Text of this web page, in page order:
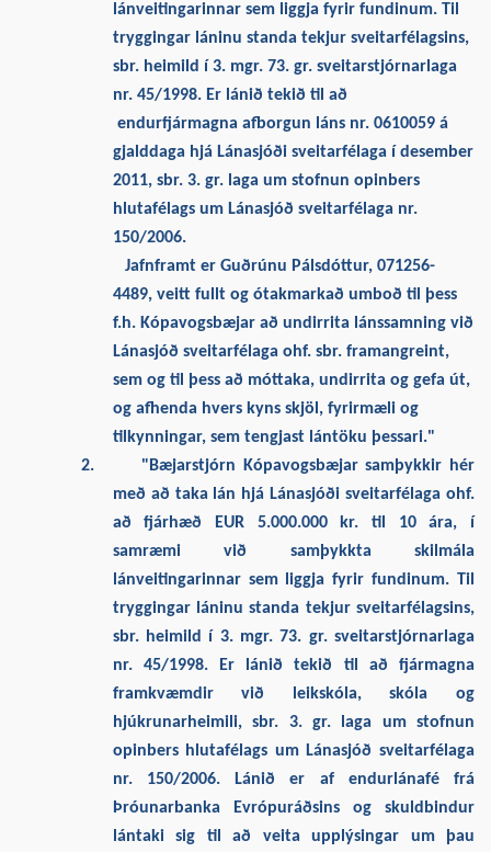
lánveitingarinnar sem liggja fyrir fundinum. Til
tryggingar láninu standa tekjur sveitarfélagsins,
sbr. heimild í 3. mgr. 73. gr. sveitarstjórnarlaga
nr. 45/1998. Er lánið tekið til að
endurfjármagna afborgun láns nr. 0610059 á
gjalddaga hjá Lánasjóði sveitarfélaga í desember
2011, sbr. 3. gr. laga um stofnun opinbers
hlutafélags um Lánasjóð sveitarfélaga nr.
150/2006.
Jafnframt er Guðrúnu Pálsdóttur, 071256-
4489, veitt fullt og ótakmarkað umboð til þess
f.h. Kópavogsbæjar að undirrita lánssamning við
Lánasjóð sveitarfélaga ohf. sbr. framangreint,
sem og til þess að móttaka, undirrita og gefa út,
og afhenda hvers kyns skjöl, fyrirmæli og
tilkynningar, sem tengjast lántöku þessari."
2.
"Bæjarstjórn Kópavogsbæjar samþykkir hér
með að taka lán hjá Lánasjóði sveitarfélaga ohf.
að fjárhæð EUR 5.000.000 kr. til 10 ára, í
samræmi við samþykkta skilmála
lánveitingarinnar sem liggja fyrir fundinum. Til
tryggingar láninu standa tekjur sveitarfélagsins,
sbr. heimild í 3. mgr. 73. gr. sveitarstjórnarlaga
nr. 45/1998. Er lánið tekið til að fjármagna
framkvæmdir við leikskóla, skóla og
hjúkrunarheimili, sbr. 3. gr. laga um stofnun
opinbers hlutafélags um Lánasjóð sveitarfélaga
nr. 150/2006. Lánið er af endurlánafé frá
Þróunarbanka Evrópuráðsins og skuldbindur
lántaki sig til að veita upplýsingar um þau